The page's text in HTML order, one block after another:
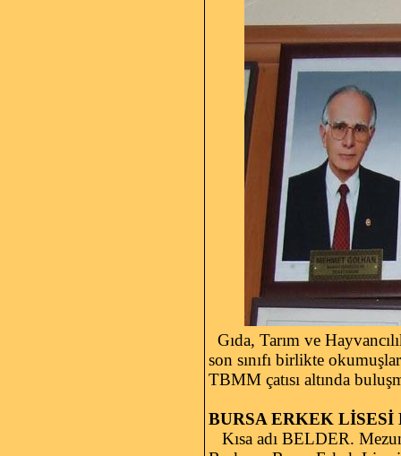
Gıda, Tarım ve
son sınıfı birlikte
TBMM çatısı altında
BURSA ERKEK
Kısa adı BELDER.